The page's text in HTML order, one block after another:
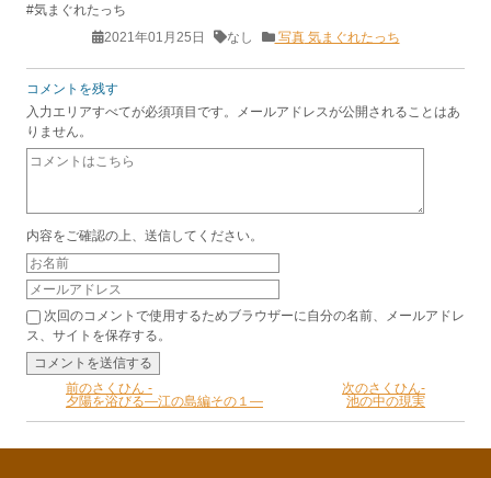
#気まぐれたっち
2021年01月25日
なし 写真気まぐれたっち
コメントを残す
入力エリアすべてが必須項目です。メールアドレスが公開されることはあ
りません。
内容をご確認の上、送信してください。
次回のコメントで使用するためブラウザーに自分の名前、メールアドレ
ス、サイトを保存する。
前のさくひん -
夕陽を浴びる―江の島編その１―
次のさくひん-
池の中の現実